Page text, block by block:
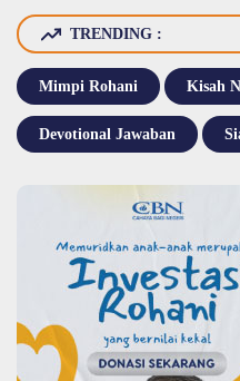
TRENDING :
Mimpi Rohani Kisah
Devotional Jawaban